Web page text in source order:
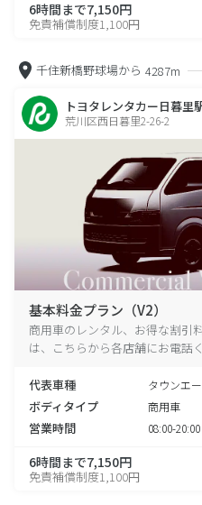
6時間まで7,150円
免責補償制度1,100円
千住新橋野球場から 4287m
トヨタレンタカー日暮里
荒川区西日暮里2-26-2
基本料金プラン（V2）
商用車のレンタル、お得な割引
は、こちらから各店舗にお電話
代表車種 タウンエ
ボディタイプ 商用車
営業時間 08:00-20:00
6時間まで7,150円
免責補償制度1,100円